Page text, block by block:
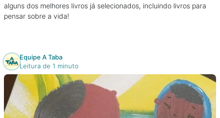
alguns dos melhores livros já selecionados, incluindo livros para
pensar sobre a vida!
Equipe A Taba
Leitura de 1 minuto